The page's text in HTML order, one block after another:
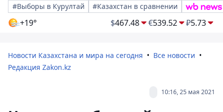
#Выборы в Курултай
#Казахстан в сравнении
+19° $467.48 €539.52 ₽5.73
Новости Казахстана и мира на сегодня
Все новости
Редакция Zakon.kz
10:16, 25 мая 2021